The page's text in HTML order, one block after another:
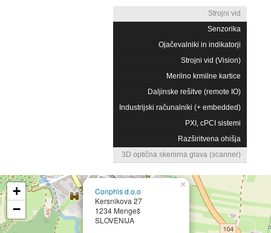
Strojni vid
Senzorika
Ojačevalniki in indikatorji
Strojni vid (Vision)
Merilno krmilne kartice
Daljinske rešitve (remote IO)
Industrijski računalniki (+ embedded)
PXI, cPCI sistemi
Razširitvena ohišja
3D optična skenirna glava (scanner)
Conphis d.o.o
Kersnikova 27
1234 Mengeš
SLOVENIJA
×
+
−